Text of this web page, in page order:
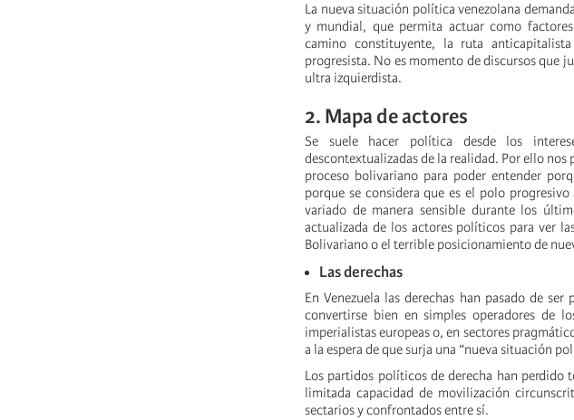
La nueva situación política venezolana
y mundial, que permita actuar como
camino constituyente, la ruta
progresista. No es momento de discursos que
ultra izquierdista.
2. Mapa de actores
Se suele hacer política desde los
descontextualizadas de la realidad. Por ello
proceso bolivariano para poder entender
porque se considera que es el polo
variado de manera sensible durante los
actualizada de los actores políticos para ver
Bolivariano o el terrible posicionamiento de
Las derechas
En Venezuela las derechas han pasado de
convertirse bien en simples operadores de
imperialistas europeas o, en sectores
a la espera de que surja una “nueva situación
Los partidos políticos de derecha han perdido
limitada capacidad de movilización
sectarios y confrontados entre sí.